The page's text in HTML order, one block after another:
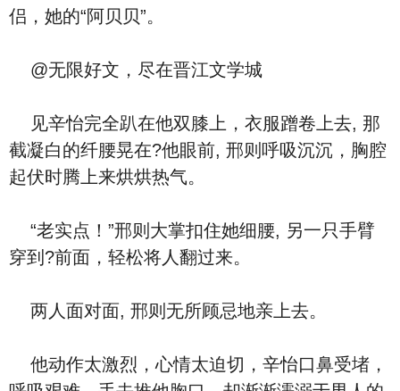
侣，她的“阿贝贝”。
@无限好文，尽在晋江文学城
见辛怡完全趴在他双膝上，衣服蹭卷上去, 那
截凝白的纤腰晃在?他眼前, 邢则呼吸沉沉，胸腔
起伏时腾上来烘烘热气。
“老实点！”邢则大掌扣住她细腰, 另一只手臂
穿到?前面，轻松将人翻过来。
两人面对面, 邢则无所顾忌地亲上去。
他动作太激烈，心情太迫切，辛怡口鼻受堵，